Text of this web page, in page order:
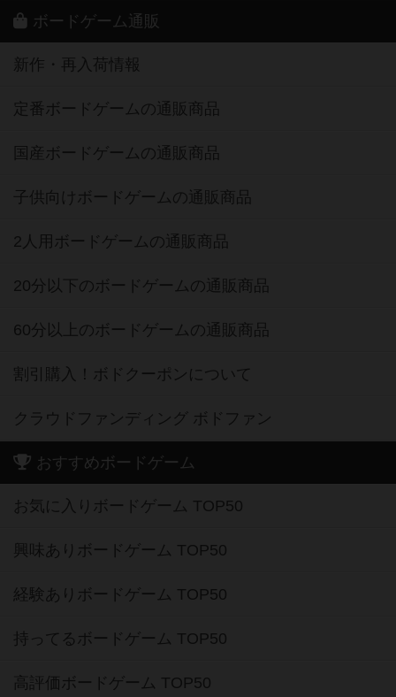
ボードゲーム通販
新作・再入荷情報
定番ボードゲームの通販商品
国産ボードゲームの通販商品
子供向けボードゲームの通販商品
2人用ボードゲームの通販商品
20分以下のボードゲームの通販商品
60分以上のボードゲームの通販商品
割引購入！ボドクーポンについて
クラウドファンディング ボドファン
おすすめボードゲーム
お気に入りボードゲーム TOP50
興味ありボードゲーム TOP50
経験ありボードゲーム TOP50
持ってるボードゲーム TOP50
高評価ボードゲーム TOP50